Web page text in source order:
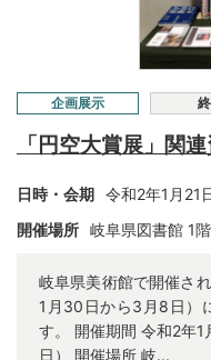
企画展示
「円空大賞展」関
日時・会期 令和2年1 月 21
開催場所 岐阜県図書館 1
岐阜県美術館で開催さ
1月30日から3月8日）
す。 開催期間 令和2年
日） 開催場所 岐...